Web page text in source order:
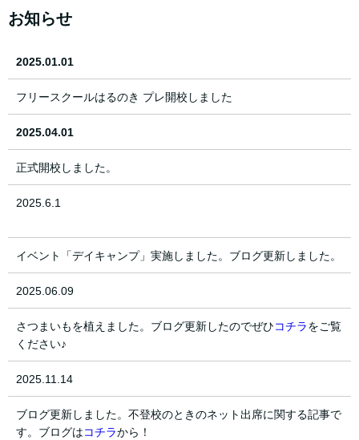
お知らせ
2025.01.01
フリースクールはるのき プレ開校しました
2025.04.01
正式開校しました。
2025.6.1
イベント「デイキャンプ」実施しました。ブログ更新しました。
2025.06.09
さつまいもを植えました。ブログ更新したのでぜひコチラをご覧
ください♪
2025.11.14
ブログ更新しました。不登校のときのネット出席に関する記事で
す。ブログはコチラから！